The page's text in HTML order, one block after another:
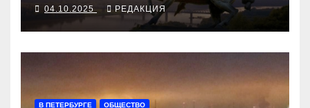
04.10.2025 РЕДАКЦИЯ
В ПЕТЕРБУРГЕ ОБЩЕСТВО